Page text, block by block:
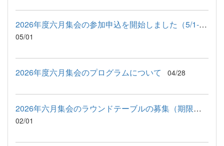
2026年度六月集会の参加申込を開始しました（5/1-5/20）
05/01
2026年度六月集会のプログラムについて 04/28
2026年六月集会のラウンドテーブルの募集（期限：2026年2月28日土）
02/01